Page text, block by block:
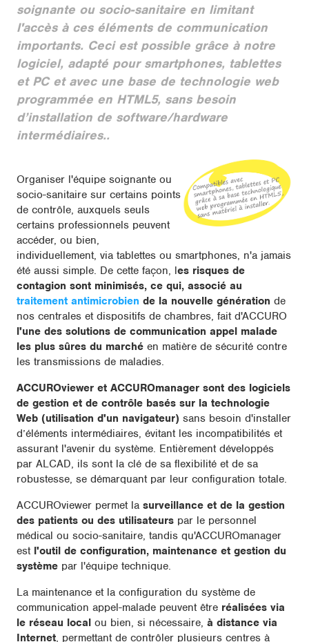
soignante ou socio-sanitaire en limitant
l'accès à ces éléments de communication
importants. Ceci est possible grâce à notre
logiciel, adapté pour smartphones, tablettes
et PC et avec une base de technologie web
programmée en HTML5, sans besoin
d’installation de software/hardware
intermédiaires..
Organiser l'équipe soignante ou
socio-sanitaire sur certains points
de contrôle, auxquels seuls
certains professionnels peuvent
accéder, ou bien,
individuellement, via tablettes ou smartphones, n'a jamais
été aussi simple. De cette façon, les risques de
contagion sont minimisés, ce qui, associé au
traitement antimicrobien de la nouvelle génération de
nos centrales et dispositifs de chambres, fait d'ACCURO
l'une des solutions de communication appel malade
les plus sûres du marché en matière de sécurité contre
les transmissions de maladies.
ACCUROviewer et ACCUROmanager sont des logiciels
de gestion et de contrôle basés sur la technologie
Web (utilisation d'un navigateur) sans besoin d'installer
d’éléments intermédiaires, évitant les incompatibilités et
assurant l'avenir du système. Entièrement développés
par ALCAD, ils sont la clé de sa flexibilité et de sa
robustesse, se démarquant par leur configuration totale.
ACCUROviewer permet la surveillance et de la gestion
des patients ou des utilisateurs par le personnel
médical ou socio-sanitaire, tandis qu'ACCUROmanager
est l'outil de configuration, maintenance et gestion du
système par l'équipe technique.
La maintenance et la configuration du système de
communication appel-malade peuvent être réalisées via
le réseau local ou bien, si nécessaire, à distance via
Internet, permettant de contrôler plusieurs centres à